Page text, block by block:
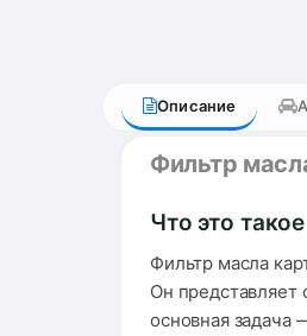
Описание
Фильтр
Что это такое
Фильтр масла
Он представляет
основная задача